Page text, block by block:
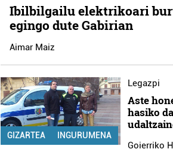
Ibilbilgailu elektrikoari
egingo dute Gabirian
Aimar Maiz
GIZARTEA INGURUMENA
Legazpi
Aste
hasiko
Goierriko